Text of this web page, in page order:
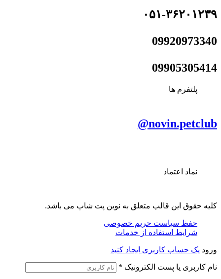
۰۵۱-۳۶۲۰۱۲۳۹
09920973340
09905305414
پلتفرم ها
novin.petclub@
نماد اعتماد
کلیه حقوق این قالب متعلق به نوین پت شاپ می باشد.
حفظ سیاست حریم خصوصی
شرایط استفاده از خدمات
ورود یک حساب کاربری ایجاد کنید
نام کاربری یا پست الکترونیک *